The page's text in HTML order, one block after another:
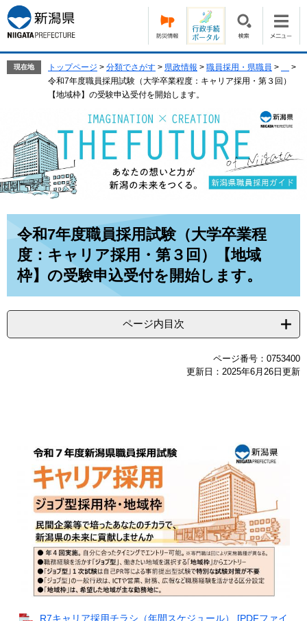
ー
ジ
の
ニ
ュ
ー
現在地 トップページ > 分類でさがす > 県政情報 > 職員採用・県職員 >
>
令和7年度職員採用試験（大学卒業程度：キャリア採用・第３回）
【地域枠】の受験申込受付を開始します。
令和7年度職員採用試験（大学卒業程
度：キャリア採用・第３回）【地域
枠】の受験申込受付を開始します。
ページ内目次
ページ番号：0753400
更新日：2025年6月26日更新
R7キャリア採用チラシ（年間スケジュール） [PDFファイ